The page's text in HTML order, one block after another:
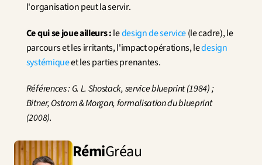
l'organisation peut la servir.
Ce qui se joue ailleurs : le design de service (le cadre), le
parcours et les irritants, l'impact opérations, le design
systémique et les parties prenantes.
Références : G. L. Shostack, service blueprint (1984) ;
Bitner, Ostrom & Morgan, formalisation du blueprint
(2008).
RémiGréau